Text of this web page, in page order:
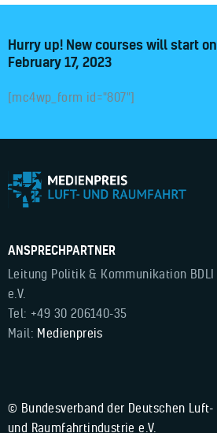
Hurry up! New courses will start on
February 17, 2023
[mc4wp_form id="807"]
ANSPRECHPARTNER
Leitung Politik & Kommunikation BDLI
e.V.
Tel: +49 30 206140-35
Mail: Medienpreis
© Bundesverband der Deutschen Luft-
und Raumfahrtindustrie e.V.